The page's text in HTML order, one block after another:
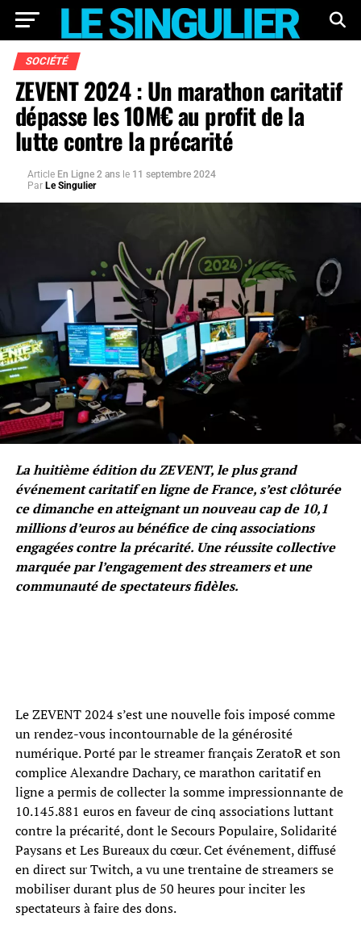
SOCIÉTÉ
ZEVENT 2024 : Un marathon caritatif
dépasse les 10M€ au profit de la
lutte contre la précarité
Article En Ligne 2 ans le 11 septembre 2024
Par Le Singulier
La huitième édition du ZEVENT, le plus grand
événement caritatif en ligne de France, s’est clôturée
ce dimanche en atteignant un nouveau cap de 10,1
millions d’euros au bénéfice de cinq associations
engagées contre la précarité. Une réussite collective
marquée par l’engagement des streamers et une
communauté de spectateurs fidèles.
Le ZEVENT 2024 s’est une nouvelle fois imposé comme
un rendez-vous incontournable de la générosité
numérique. Porté par le streamer français ZeratoR et son
complice Alexandre Dachary, ce marathon caritatif en
ligne a permis de collecter la somme impressionnante de
10.145.881 euros en faveur de cinq associations luttant
contre la précarité, dont le Secours Populaire, Solidarité
Paysans et Les Bureaux du cœur. Cet événement, diffusé
en direct sur Twitch, a vu une trentaine de streamers se
mobiliser durant plus de 50 heures pour inciter les
spectateurs à faire des dons.